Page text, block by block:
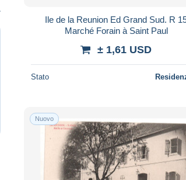
Ile de la Reunion Ed Grand Sud. R
Marché Forain à Saint Paul
± 1,61 USD
Stato
Nuovo